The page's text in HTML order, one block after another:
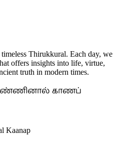
Thirukkural. Each day, we
offers insights into life, virtue,
truth in modern times.
கண்ணினால் காணப்
Kaanap